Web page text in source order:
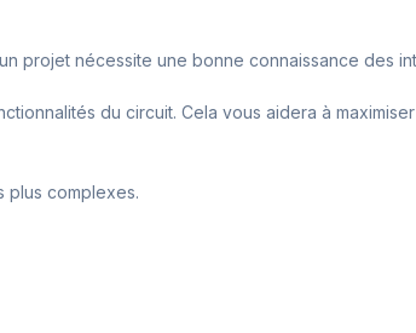
projet nécessite une bonne connaissance des
du circuit. Cela vous aidera à
plus complexes.